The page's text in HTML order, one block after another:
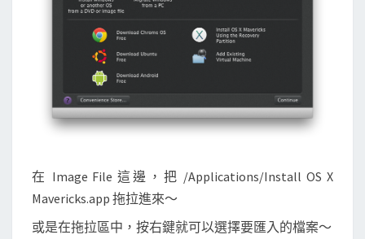
在 Image File 這邊，把 /Applications/Install OS X
Mavericks.app 拖拉進來～
或是在拖拉區中，按右鍵就可以選擇要匯入的檔案～